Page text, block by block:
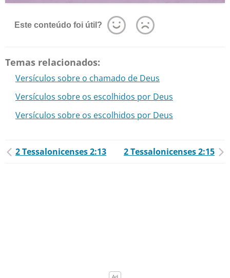
Este conteúdo foi útil?
Temas relacionados:
Versículos sobre o chamado de Deus
Versículos sobre os escolhidos por Deus
Versículos sobre os escolhidos por Deus
2 Tessalonicenses 2:13 2 Tessalonicenses 2:15